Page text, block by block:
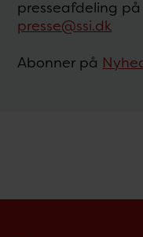
presseafdeling
presse@ssi.dk
Abonner på